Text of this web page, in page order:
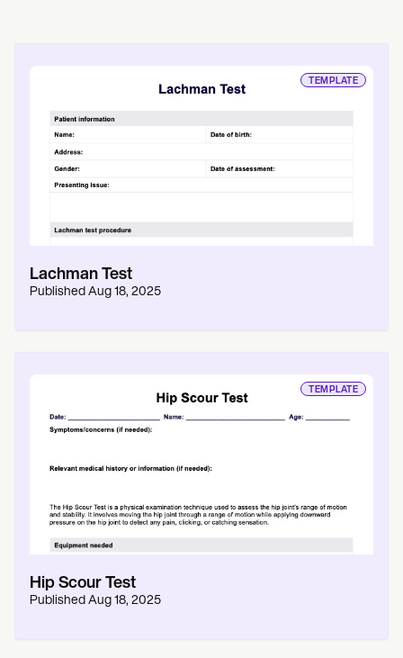
TEMPLATE
Lachman Test
Published Aug 18, 2025
TEMPLATE
Hip Scour Test
Published Aug 18, 2025